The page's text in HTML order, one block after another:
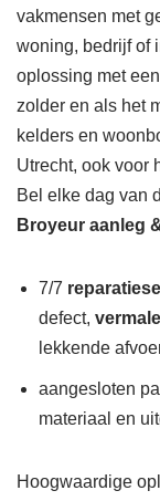
vakmensen met
woning, bedrijf of
oplossing met
zolder en als het
kelders en
Utrecht, ook voor
Bel elke dag van
Broyeur aanleg
7/7
defect,
lekkende
aangesloten
materiaal en
Hoogwaardige